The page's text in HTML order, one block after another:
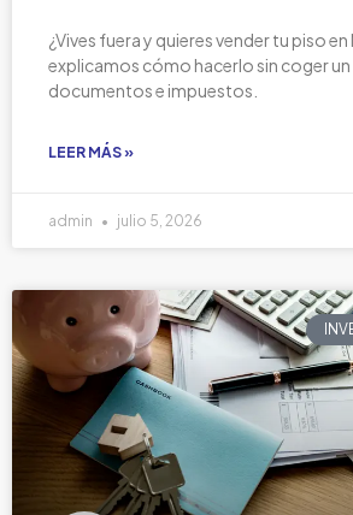
¿Vives fuera y quieres vender tu piso en
explicamos cómo hacerlo sin coger un
documentos e impuestos.
LEER MÁS »
admin julio 5, 2026